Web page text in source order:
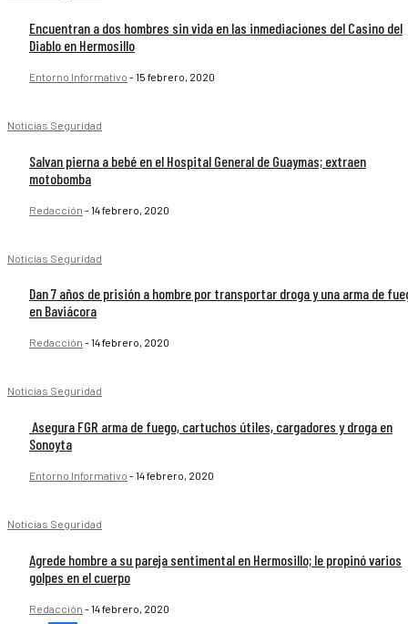
Encuentran a dos hombres sin vida en las inmediaciones del Casino del
Diablo en Hermosillo
Entorno Informativo -15 febrero, 2020
Noticias Seguridad
Salvan pierna a bebé en el Hospital General de Guaymas; extraen
motobomba
Redacción -14 febrero, 2020
Noticias Seguridad
Dan 7 años de prisión a hombre por transportar droga y una arma de
en Baviácora
Redacción -14 febrero, 2020
Noticias Seguridad
Asegura FGR arma de fuego, cartuchos útiles, cargadores y droga en
Sonoyta
Entorno Informativo -14 febrero, 2020
Noticias Seguridad
Agrede hombre a su pareja sentimental en Hermosillo; le propinó varios
golpes en el cuerpo
Redacción -14 febrero, 2020